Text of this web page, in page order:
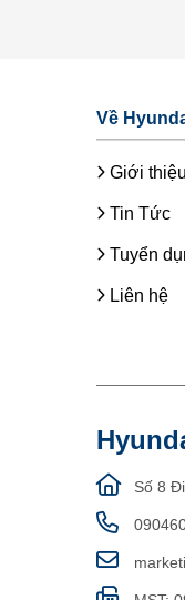
Về
Giới thiệu
Tin Tức
Tuyển
Liên hệ
Số 8